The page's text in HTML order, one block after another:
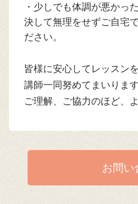
・少しでも体調が悪かっ
決して無理をせずご自宅
ださい。
皆様に安心してレッスン
講師一同努めてまいります
ご理解、ご協力のほど、
お問い